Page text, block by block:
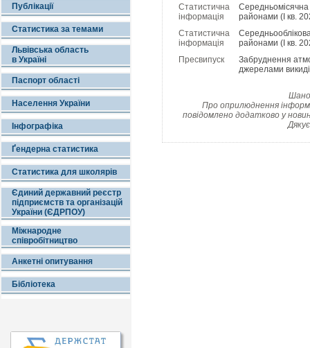
Публікації
Статистика за темами
Львівська область
в Україні
Паспорт області
Населення України
Інфографіка
Ґендерна статистика
Статистика для школярів
Єдиний державний реєстр
підприємств та організацій
України (ЄДРПОУ)
Міжнародне
співробітництво
Анкетні опитування
Бібліотека
Статистична
інформація
Середньомісячна
районами (І кв.
Статистична
інформація
районами (І кв.
Пресвипуск
Забруднення
джерелами
Про оприлюднення
повідомлено додатково у